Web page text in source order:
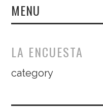
MENU
MIS VIAJES
LA ENCUESTA
category